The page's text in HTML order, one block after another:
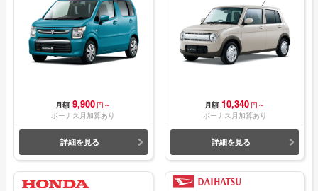
月額 9,900 円～
ボーナス月加算あり
詳細を見る
月額 10,340 円～
ボーナス月加算あり
詳細を見る